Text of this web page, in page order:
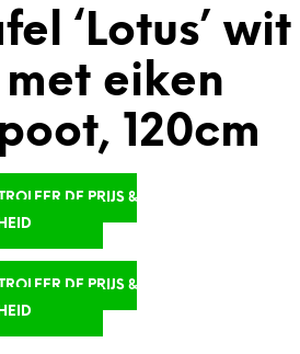
‘Lotus’ wit
met eiken
120cm
DE PRIJS &
DE PRIJS &